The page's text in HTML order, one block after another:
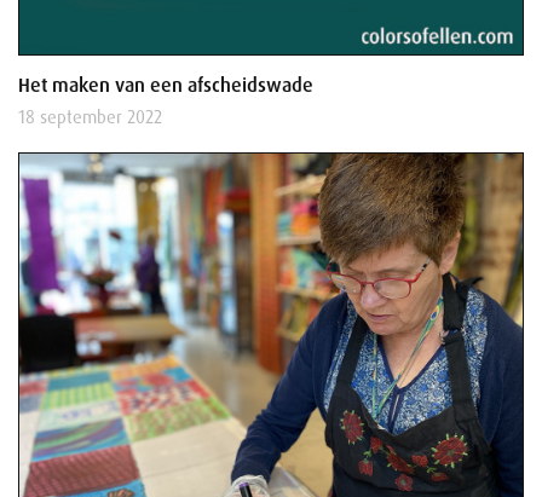
Het maken van een afscheidswade
18 september 2022